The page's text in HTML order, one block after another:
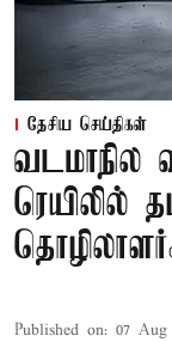
தேசிய செய்திகள்
வடமாநில
ரெயிலில்
Published on: 07 Aug